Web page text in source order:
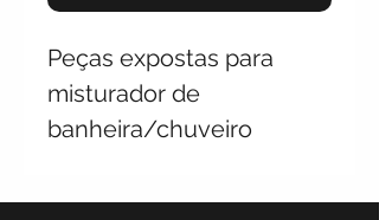
Peças expostas para
misturador de
banheira/chuveiro
PUSH – somente